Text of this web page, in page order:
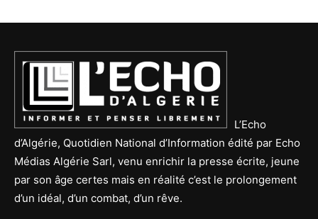
L’Echo
d’Algérie, Quotidien National d’Information édité par Echo
Médias Algérie Sarl, venu enrichir la presse écrite, jeune
par son âge certes mais en réalité c’est le prolongement
d’un idéal, d’un combat, d’un rêve.